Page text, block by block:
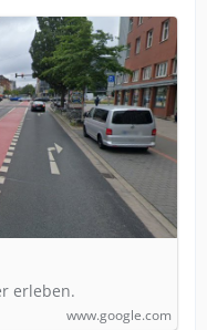
erleben.
www.google.com